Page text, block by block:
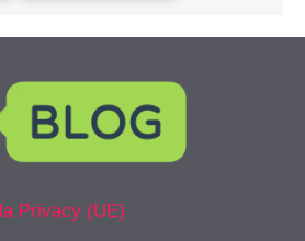
Privacy (UE)